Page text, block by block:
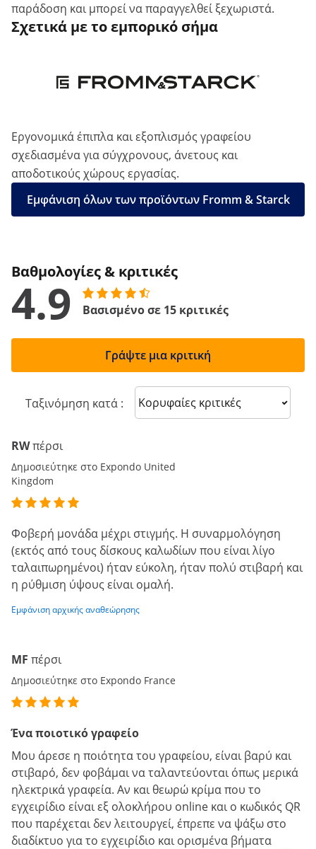
παράδοση και μπορεί να παραγγελθεί ξεχωριστά.
Σχετικά με το εμπορικό σήμα
Εργονομικά έπιπλα και εξοπλισμός γραφείου
σχεδιασμένα για σύγχρονους, άνετους και
αποδοτικούς χώρους εργασίας.
Εμφάνιση όλων των προϊόντων Fromm & Starck
Βαθμολογίες & κριτικές
4.9 Βασισμένο σε 15 κριτικές
Γράψτε μια κριτική
Ταξινόμηση κατά : Sort reviews
RWπέρσι
Δημοσιεύτηκε στο Expondo United
Kingdom
Φοβερή μονάδα μέχρι στιγμής. Η συναρμολόγηση
(εκτός από τους δίσκους καλωδίων που είναι λίγο
ταλαιπωρημένοι) ήταν εύκολη, ήταν πολύ στιβαρή και
η ρύθμιση ύψους είναι ομαλή.
Εμφάνιση αρχικής αναθεώρησης
MF πέρσι
Δημοσιεύτηκε στο Expondo France
Ένα ποιοτικό γραφείο
Μου άρεσε η ποιότητα του γραφείου, είναι βαρύ και
στιβαρό, δεν φοβάμαι να ταλαντεύονται όπως μερικά
ηλεκτρικά γραφεία. Αν και θεωρώ κρίμα που το
εγχειρίδιο είναι εξ ολοκλήρου online και ο κωδικός QR
που παρέχεται δεν λειτουργεί, έπρεπε να ψάξω στο
διαδίκτυο για το εγχειρίδιο και ορισμένα βήματα